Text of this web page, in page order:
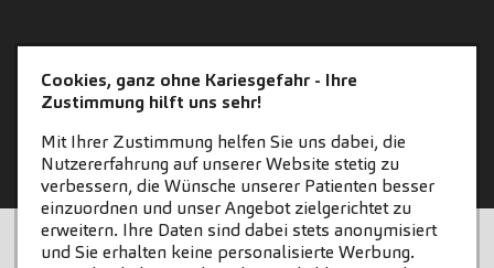
Kontakt
STARTSEITE
KONTAKT
Cookies, ganz ohne Kariesgefahr - Ihre
Zustimmung hilft uns sehr!
Mit Ihrer Zustimmung helfen Sie uns dabei, die
Nutzererfahrung auf unserer Website stetig zu
verbessern, die Wünsche unserer Patienten besser
einzuordnen und unser Angebot zielgerichtet zu
erweitern. Ihre Daten sind dabei stets anonymisiert
und Sie erhalten keine personalisierte Werbung.